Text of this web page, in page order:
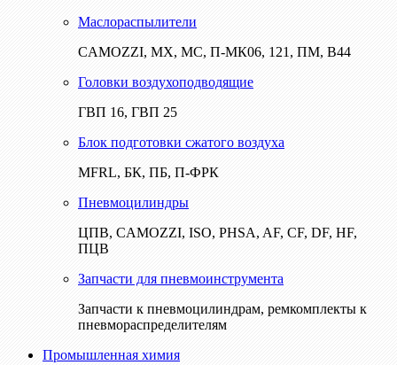
Маслораспылители
CAMOZZI, МХ, МС, П-МК06, 121, ПМ, В44
Головки воздухоподводящие
ГВП 16, ГВП 25
Блок подготовки сжатого воздуха
MFRL, БК, ПБ, П-ФРК
Пневмоцилиндры
ЦПВ, CAMOZZI, ISO, PHSA, AF, CF, DF, HF,
ПЦВ
Запчасти для пневмоинструмента
Запчасти к пневмоцилиндрам, ремкомплекты к
пневмораспределителям
Промышленная химия